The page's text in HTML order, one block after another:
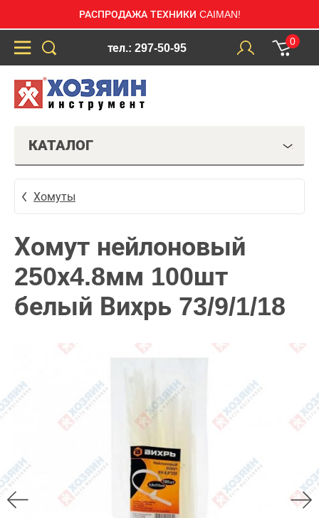
РАСПРОДАЖА ТЕХНИКИ CAIMAN!
тел.: 297-50-95
0
КАТАЛОГ
Хомуты
Хомут нейлоновый
250х4.8мм 100шт
белый Вихрь 73/9/1/18